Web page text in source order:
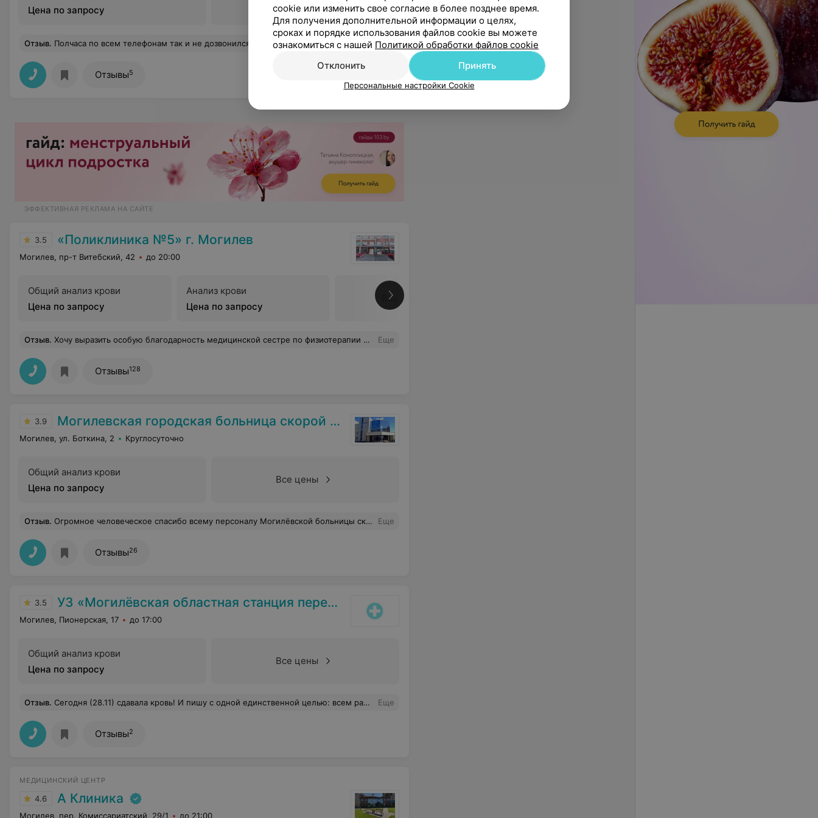
Цена по запросу
Отзыв. Полчаса по всем телефонам так и не дозвонился.. Как вымерли все. Еще
Отзывы5
ЭФФЕКТИВНАЯ РЕКЛАМА НА САЙТЕ
3.5 «Поликлиника №5» г. Могилев
Могилев, пр-т Витебский, 42 до 20:00
Общий анализ крови
Цена по запросу
Анализ крови
Цена по запросу
Все цены
Отзыв. Хочу выразить особую благодарность медицинской сестре по физиотерапии при УЗ"Могилевская поликлиника №5" Жуковец Ольге Владимировне за ее чуткое и внимательное отношение к пациентам. Она действительно специалист своего дела. Спасибо ей большое за это. Еще
Отзывы128
3.9 Могилевская городская больница скорой медицинской помощи
Могилев, ул. Боткина, 2 Круглосуточно
Общий анализ крови
Цена по запросу
Все цены
Отзыв. Огромное человеческое спасибо всему персоналу Могилёвской больницы скорой помощи отделения Неотложной гинекологии за их внимательность, отзывчивость и терпение. Девчонки ВЫ самые лучшие!!! Еще
Отзывы26
3.5 УЗ «Могилёвская областная станция переливания крови»
Могилев, Пионерская, 17 до 17:00
Общий анализ крови
Цена по запросу
Все цены
Отзыв. Сегодня (28.11) сдавала кровь! И пишу с одной единственной целью: всем рассказать,какие замечательные люди там работают. К моему великому сожалению,я узнала имя только одной девушки. Её зовут Ирина. Хочу сказать огромное спасибо за такое качество их работы,за такое отношение,понимание,человеколюбие. Мне сегодня оттуда даже уходить не хотелось (хоть там куча крови,иголок и прочего). Там три девушки были. Одна Ирина (о которой я уже упоминала),светловолосая леди (она непосредственно брала кровь) и шатенка (наверное). Извините,что я вот так называю своих героев). Следующая наша встреча будет 2 февраля. Жду! Они замечательные,профессионалы своего дела и как люди просто замечательные!!! Спасибо им огромное!!! Еще
Отзывы2
МЕДИЦИНСКИЙ ЦЕНТР
4.6 А Клиника
Могилев, пер. Комиссариатский, 29/1 до 21:00
cookie или изменить свое согласие в более позднее время.
Для получения дополнительной информации о целях,
сроках и порядке использования файлов cookie вы можете
ознакомиться с нашей Политикой обработки файлов cookie
Отклонить
Принять
Персональные настройки Cookie